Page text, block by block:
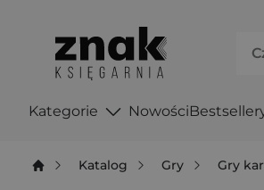
Kategorie Nowości
Katalog Gry Gry